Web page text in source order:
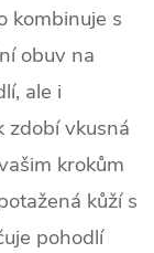
kombinuje s
obuv na
ale i
zdobí vkusná
krokům
kůží s
pohodlí